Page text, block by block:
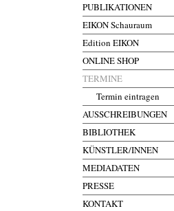
PUBLIKATIONEN
EIKON Schauraum
Edition EIKON
ONLINE SHOP
TERMINE
Termin eintragen
AUSSCHREIBUNGEN
BIBLIOTHEK
KÜNSTLER/INNEN
MEDIADATEN
PRESSE
KONTAKT